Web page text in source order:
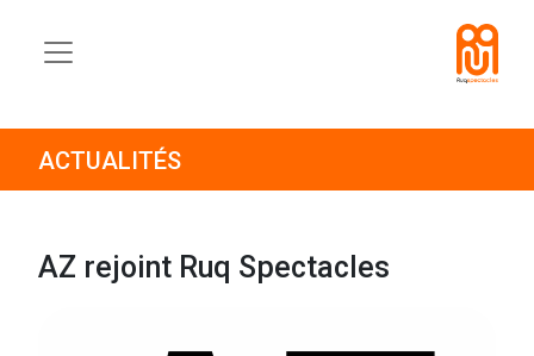
ACTUALITÉS
AZ rejoint Ruq Spectacles